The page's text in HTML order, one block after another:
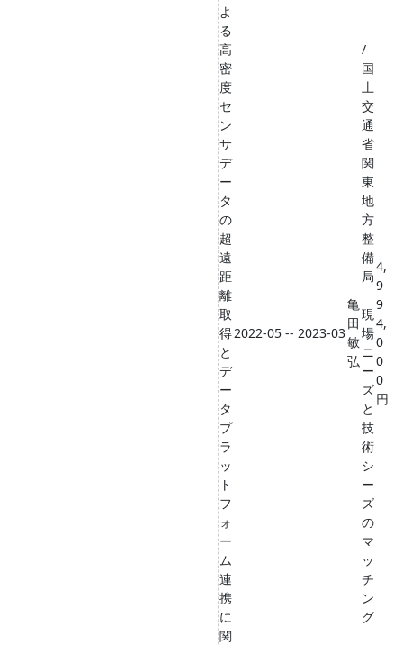
よ
る
高
密
度
セ
ン
サ
デ
ー
タ
の
超
遠
距
離
取
得
と
デ
ー
タ
プ
ラ
ッ
ト
フ
ォ
ー
ム
連
携
に
関
2022-05 -- 2023-03
亀
田
敏
弘
/
国
土
交
通
省
関
東
地
方
整
備
局
現
場
ニ
ー
ズ
と
技
術
シ
ー
ズ
の
マ
ッ
チ
ン
グ
4,
9
9
4,
0
0
0
円